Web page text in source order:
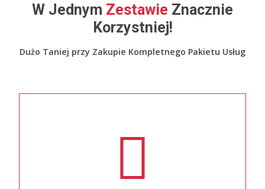
W Jednym Zestawie Znacznie
Korzystniej!
Dużo Taniej przy Zakupie Kompletnego Pakietu Usług